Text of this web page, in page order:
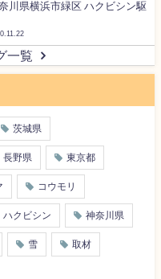
川県横浜市緑区 ハクビシン駆
一覧
茨城県
長野県 東京都
コウモリ
ハクビシン 神奈川県
雪 取材